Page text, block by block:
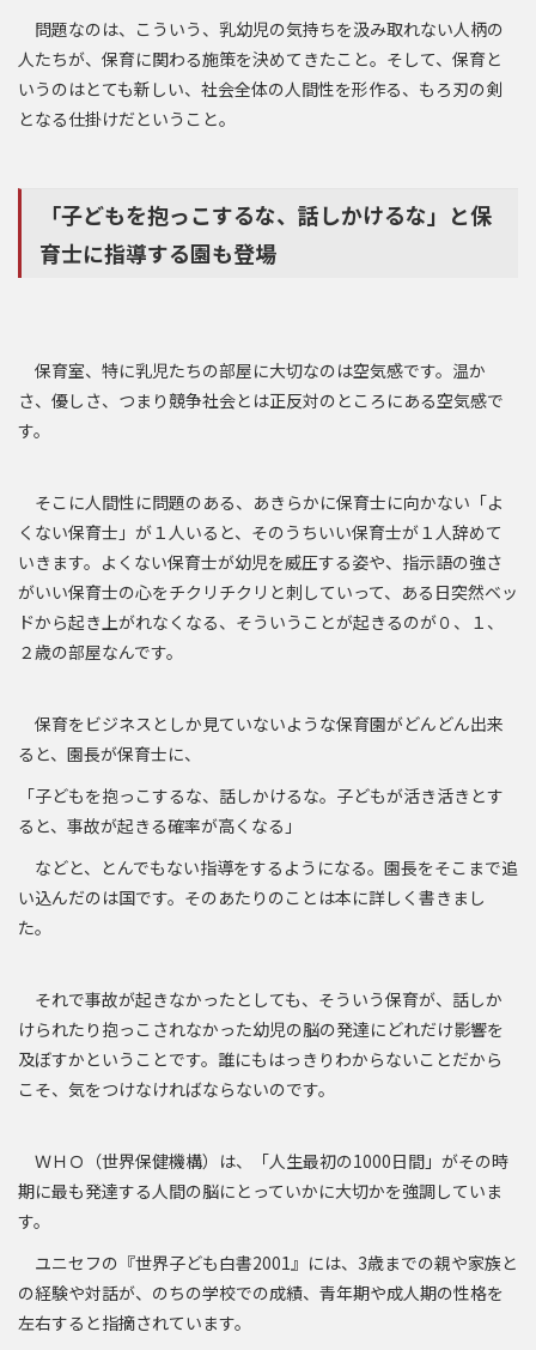
問題なのは、こういう、乳幼児の気持ちを汲み取れない人柄の
人たちが、保育に関わる施策を決めてきたこと。そして、保育と
いうのはとても新しい、社会全体の人間性を形作る、もろ刃の剣
となる仕掛けだということ。
「子どもを抱っこするな、話しかけるな」と保
育士に指導する園も登場
保育室、特に乳児たちの部屋に大切なのは空気感です。温か
さ、優しさ、つまり競争社会とは正反対のところにある空気感で
す。
そこに人間性に問題のある、あきらかに保育士に向かない「よ
くない保育士」が１人いると、そのうちいい保育士が１人辞めて
いきます。よくない保育士が幼児を威圧する姿や、指示語の強さ
がいい保育士の心をチクリチクリと刺していって、ある日突然ベッ
ドから起き上がれなくなる、そういうことが起きるのが０、１、
２歳の部屋なんです。
保育をビジネスとしか見ていないような保育園がどんどん出来
ると、園長が保育士に、
「子どもを抱っこするな、話しかけるな。子どもが活き活きとす
ると、事故が起きる確率が高くなる」
などと、とんでもない指導をするようになる。園長をそこまで追
い込んだのは国です。そのあたりのことは本に詳しく書きまし
た。
それで事故が起きなかったとしても、そういう保育が、話しか
けられたり抱っこされなかった幼児の脳の発達にどれだけ影響を
及ぼすかということです。誰にもはっきりわからないことだから
こそ、気をつけなければならないのです。
ＷＨＯ（世界保健機構）は、「人生最初の1000日間」がその時
期に最も発達する人間の脳にとっていかに大切かを強調していま
す。
ユニセフの『世界子ども白書2001』には、3歳までの親や家族と
の経験や対話が、のちの学校での成績、青年期や成人期の性格を
左右すると指摘されています。